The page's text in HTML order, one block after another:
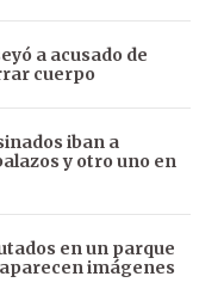
a acusado de
cuerpo
iban a
y otro uno en
en un parque
imágenes